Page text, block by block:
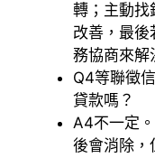
轉；主動找
改善，最後
務協商來解
Q4等聯徵
貸款嗎？
A4不一定
後會消除，